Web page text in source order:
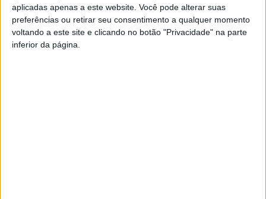
aplicadas apenas a este website. Você pode alterar suas
preferências ou retirar seu consentimento a qualquer momento
voltando a este site e clicando no botão "Privacidade" na parte
inferior da página.
FM ou emwww.968.fm.
Pub